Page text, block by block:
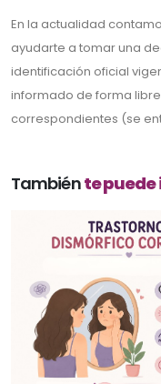
En la actualidad
ayudarte a tomar una
identificación oficial
informado de forma
correspondientes (se
Tambiénte